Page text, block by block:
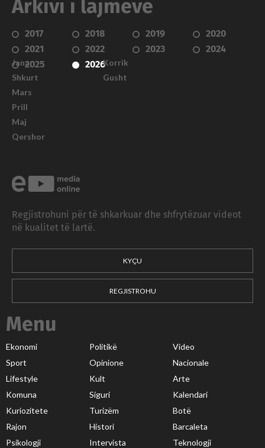
Arkivi i lajmeve
2017 2018 2019
2020
2021
2022 2023
2024
2025
2026
Janar
Shkurt
Mars
Prill
Maj
Qershor
Korrik
Gusht
Regjistrohuni për të shkarkuar dhe shfrytëzuar videot
në kualitet të lartë.
KYÇU
REGJISTROHU
Menu
Ekonomi Politikë
Video
Sport
Opinione
Nacionale
Lifestyle
Kult
Arte
Komuna
Siguri
Kalendari
Kuriozitete
Turizëm
Botë
Rajon
Histori
Barcaleta
Psikologji
Intervista Teknologji